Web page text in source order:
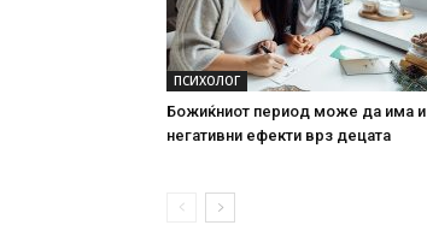
ПСИХОЛОГ
Божиќниот период може да има и
негативни ефекти врз децата